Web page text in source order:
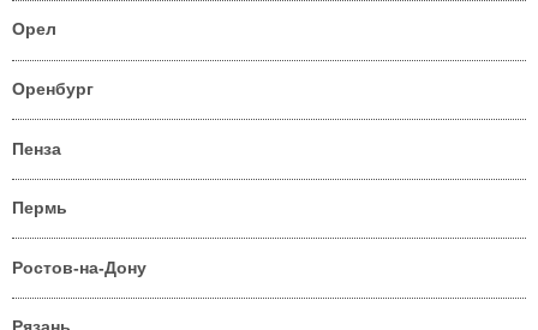
Орел
Оренбург
Пенза
Пермь
Ростов-на-Дону